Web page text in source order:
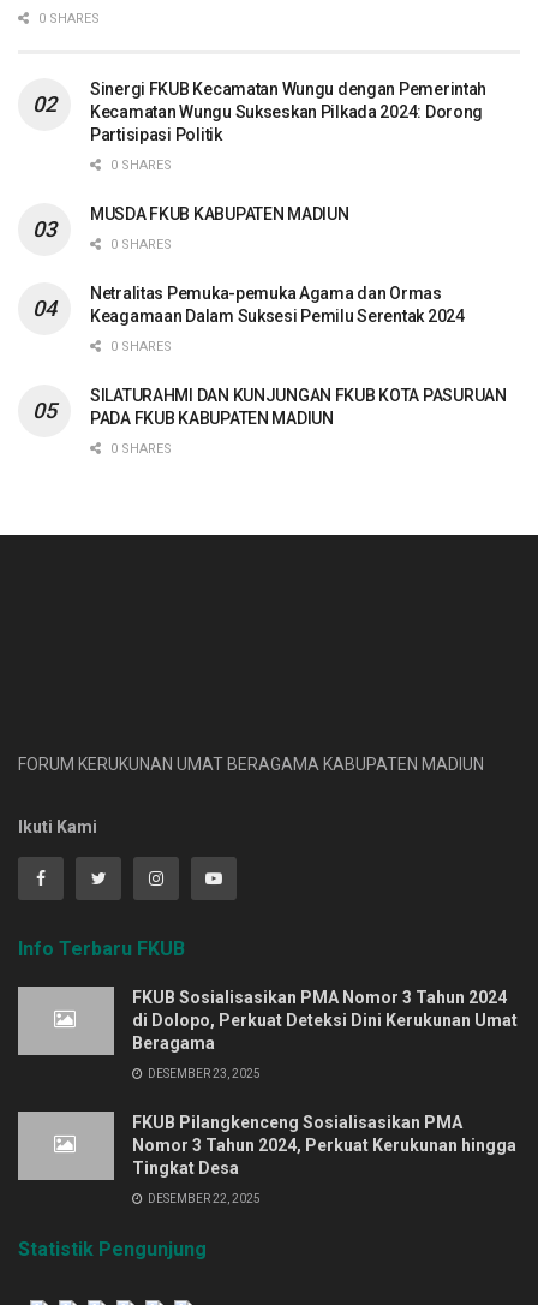
0 SHARES
Sinergi FKUB Kecamatan Wungu dengan Pemerintah
Kecamatan Wungu Sukseskan Pilkada 2024: Dorong
Partisipasi Politik
0 SHARES
MUSDA FKUB KABUPATEN MADIUN
0 SHARES
Netralitas Pemuka-pemuka Agama dan Ormas
Keagamaan Dalam Suksesi Pemilu Serentak 2024
0 SHARES
SILATURAHMI DAN KUNJUNGAN FKUB KOTA PASURUAN
PADA FKUB KABUPATEN MADIUN
0 SHARES
FORUM KERUKUNAN UMAT BERAGAMA KABUPATEN MADIUN
Ikuti Kami
Info Terbaru FKUB
FKUB Sosialisasikan PMA Nomor 3 Tahun 2024
di Dolopo, Perkuat Deteksi Dini Kerukunan Umat
Beragama
DESEMBER 23, 2025
FKUB Pilangkenceng Sosialisasikan PMA
Nomor 3 Tahun 2024, Perkuat Kerukunan hingga
Tingkat Desa
DESEMBER 22, 2025
Statistik Pengunjung